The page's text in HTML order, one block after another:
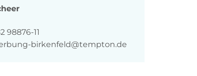
98876-11
birkenfeld@tempton.de